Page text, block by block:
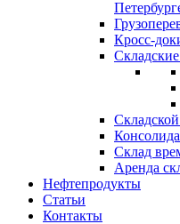
Кросс-
Склад
Аренда
Нефтепродукты
Статьи
Контакты